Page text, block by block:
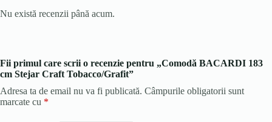
Nu există recenzii până acum.
Fii primul care scrii o recenzie pentru „Comodă BACARDI 183
cm Stejar Craft Tobacco/Grafit”
Adresa ta de email nu va fi publicată. Câmpurile obligatorii sunt
marcate cu *